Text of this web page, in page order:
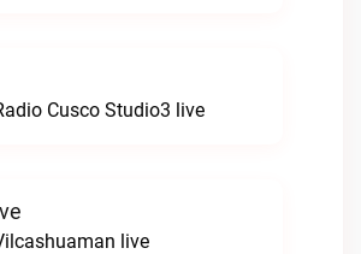
Cusco Studio3 live
live